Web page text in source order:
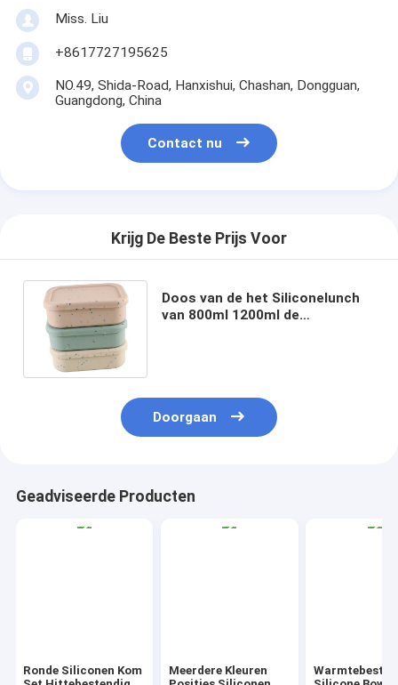
Miss. Liu
+8617727195625
NO.49, Shida-Road, Hanxishui, Chashan, Dongguan,
Guangdong, China
Contact nu
Krijg De Beste Prijs Voor
Doos van de het Siliconelunch
van 800ml 1200ml de
Doorgaan
Geadviseerde Producten
Ronde Siliconen Kom
Meerdere Kleuren